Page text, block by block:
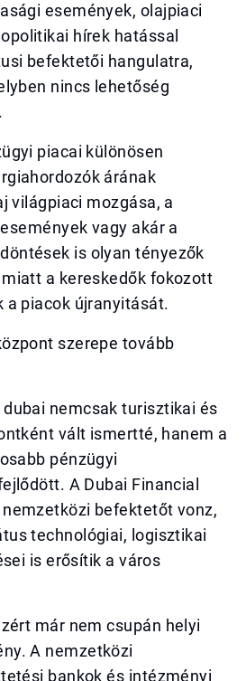
események, olajpiaci
hírek hatással
befektetői hangulatra,
nincs lehetőség
piacai különösen
árának
világpiaci mozgása, a
vagy akár a
is olyan tényezők
a kereskedők fokozott
a piacok újranyitását.
szerepe tovább
nemcsak turisztikai és
vált ismertté, hanem a
pénzügyi
A Dubai Financial
befektetőt vonz,
technológiai, logisztikai
is erősítik a város
már nem csupán helyi
A nemzetközi
bankok és intézményi